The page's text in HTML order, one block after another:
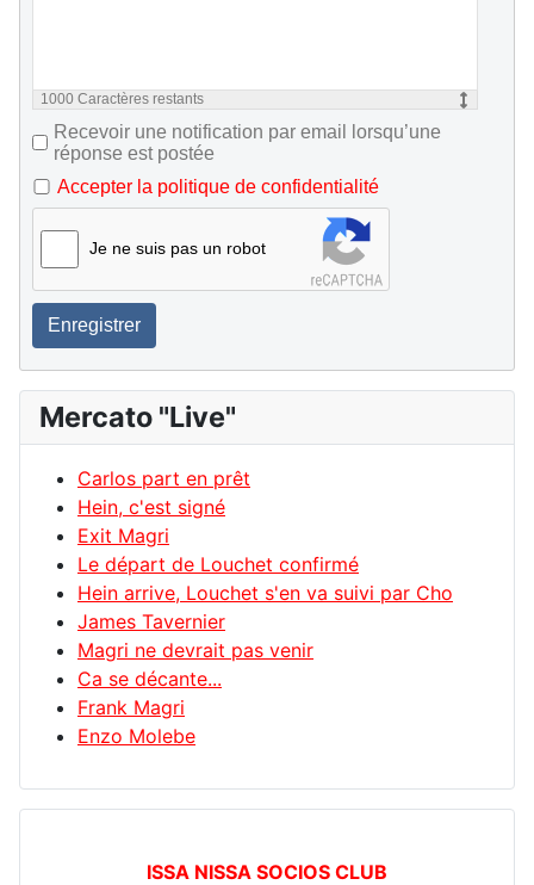
1000 Caractères restants
Recevoir une notification par email lorsqu’une
réponse est postée
Accepter la politique de confidentialité
Je ne suis pas un robot
Enregistrer
Mercato "Live"
Carlos part en prêt
Hein, c'est signé
Exit Magri
Le départ de Louchet confirmé
Hein arrive, Louchet s'en va suivi par Cho
James Tavernier
Magri ne devrait pas venir
Ca se décante...
Frank Magri
Enzo Molebe
ISSA NISSA SOCIOS CLUB